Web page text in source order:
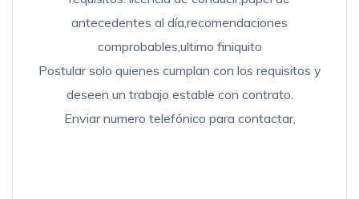
antecedentes al día,recomendaciones
comprobables,ultimo finiquito
Postular solo quienes cumplan con los requisitos y
deseen un trabajo estable con contrato.
Enviar numero telefónico para contactar,